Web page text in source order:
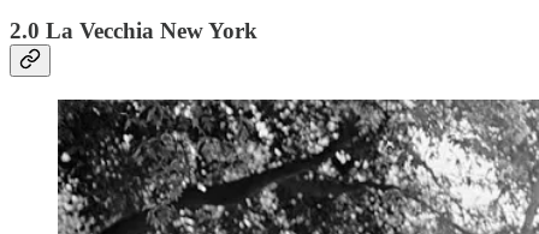
2.0 La Vecchia New York